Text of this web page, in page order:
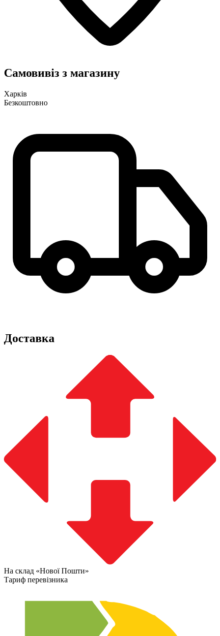
Самовивіз з магазину
Харків
Безкоштовно
Доставка
На склад «Нової Пошти»
Тариф перевізника